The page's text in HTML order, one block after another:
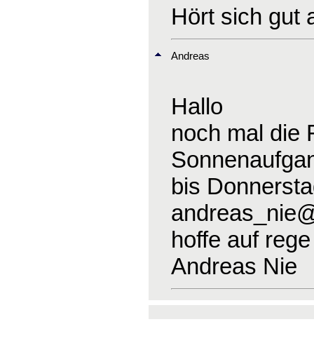
Hört sich gut
Andreas
Hallo
noch mal die
bis
hoffe auf
Andreas Nie